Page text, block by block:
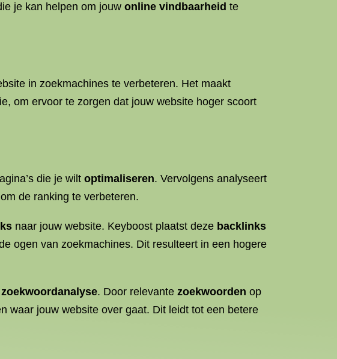
je kan helpen om jouw online vindbaarheid te
in zoekmachines te verbeteren. Het maakt
om ervoor te zorgen dat jouw website hoger scoort
die je wilt optimaliseren. Vervolgens analyseert
de ranking te verbeteren.
naar jouw website. Keyboost plaatst deze backlinks
ogen van zoekmachines. Dit resulteert in een hogere
zoekwoordanalyse. Door relevante zoekwoorden op
waar jouw website over gaat. Dit leidt tot een betere